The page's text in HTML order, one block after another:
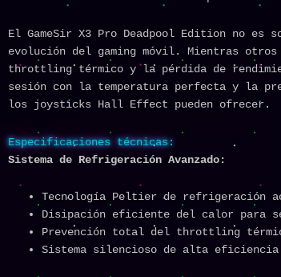
El GameSir X3 Pro Deadpool Edition no
evolución del gaming móvil. Mientras
throttling térmico y la pérdida de
sesión con la temperatura perfecta y la
los joysticks Hall Effect pueden ofrecer.
Especificaciones técnicas:
Sistema de Refrigeración Avanzado:
Tecnología Peltier de refrigeración
Disipación eficiente del calor para
Prevención total del throttling
Sistema silencioso de alta eficiencia